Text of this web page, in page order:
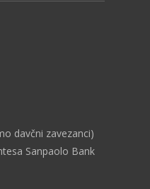
davčni zavezanci)
Sanpaolo Bank